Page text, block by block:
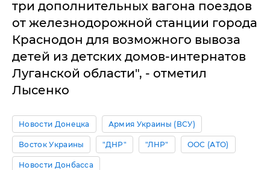
три дополнительных вагона поездов
от железнодорожной станции города
Краснодон для возможного вывоза
детей из детских домов-интернатов
Луганской области", - отметил
Лысенко
Новости Донецка Армия Украины (ВСУ)
Восток Украины "ДНР" "ЛНР" ООС (АТО)
Новости Донбасса